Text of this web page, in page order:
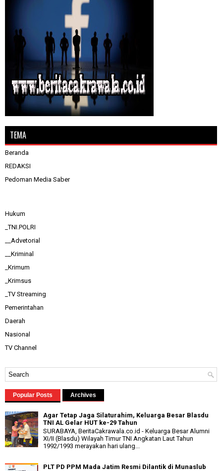
TEMA
Beranda
REDAKSI
Pedoman Media Saber
Hukum
_TNI.POLRI
__Advetorial
__Kriminal
_Krimum
_Krimsus
_TV Streaming
Pemerintahan
Daerah
Nasional
TV Channel
Popular Posts Archives
Agar Tetap Jaga Silaturahim, Keluarga Besar Blasdu
TNI AL Gelar HUT ke-29 Tahun
SURABAYA, BeritaCakrawala.co.id - Keluarga Besar Alumni
XI/II (Blasdu) Wilayah Timur TNI Angkatan Laut Tahun
1992/1993 merayakan hari ulang...
PLT PD PPM Mada Jatim Resmi Dilantik di Munaslub